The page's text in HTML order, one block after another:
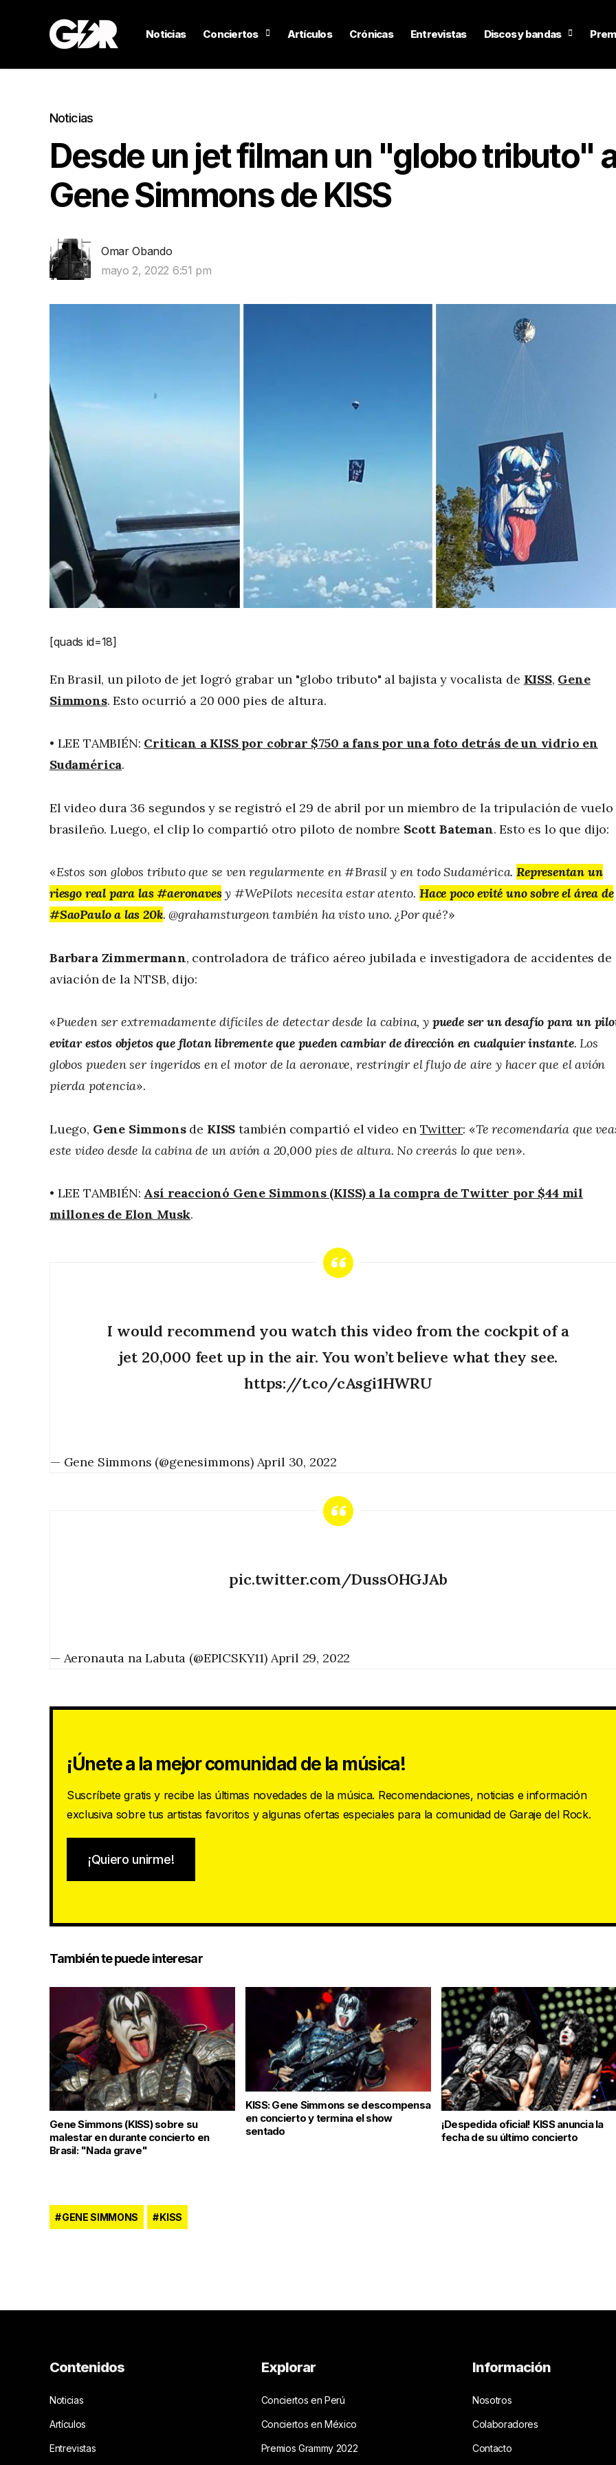
Noticias Conciertos Artículos Crónicas Entrevistas Discos y bandas
Noticias
Desde un jet filman un "globo tributo"
Gene Simmons de KISS
Omar Obando
mayo 2, 2022 6:51 pm
[quads id=18]
En Brasil, un piloto de jet logró grabar un "globo tributo" al bajista y vocalista de KISS, Gene
Simmons. Esto ocurrió a 20 000 pies de altura.
• LEE TAMBIÉN: Critican a KISS por cobrar $750 a fans por una foto detrás de un vidrio en
Sudamérica.
El video dura 36 segundos y se registró el 29 de abril por un miembro de la tripulación de vuelo
brasileño. Luego, el clip lo compartió otro piloto de nombre Scott Bateman. Esto es lo que dijo:
«Estos son globos tributo que se ven regularmente en #Brasil y en todo Sudamérica.Representan un
riesgo real para las #aeronavesy #WePilots necesita estar atento. Hace poco evité uno sobre el área de
#SaoPaulo a las 20k. @grahamsturgeon también ha visto uno. ¿Por qué?»
Barbara Zimmermann, controladora de tráfico aéreo jubilada e investigadora de accidentes de
aviación de la NTSB, dijo:
«Pueden ser extremadamente difíciles de detectar desde la cabina, y puede ser un desafío para un
evitar estos objetos que flotan libremente que pueden cambiar de dirección en cualquier instante. Los
globos pueden ser ingeridos en el motor de la aeronave, restringir el flujo de aire y hacer que el avión
pierda potencia».
Luego, Gene Simmonsde KISS también compartió el video en Twitter: «Te recomendaría que
este video desde la cabina de un avión a 20,000 pies de altura. No creerás lo que ven».
• LEE TAMBIÉN: Así reaccionó Gene Simmons (KISS) a la compra de Twitter por $44 mil
millones de Elon Musk.
I would recommend you watch this video from the cockpit of a
jet 20,000 feet up in the air. You won’t believe what they see.
https://t.co/cAsgi1HWRU
— Gene Simmons (@genesimmons) April 30, 2022
pic.twitter.com/DussOHGJAb
— Aeronauta na Labuta (@EPICSKY11) April 29, 2022
¡Únete a la mejor comunidad de la música!
Suscríbete gratis y recibe las últimas novedades de la música. Recomendaciones, noticias e información
exclusiva sobre tus artistas favoritos y algunas ofertas especiales para la comunidad de Garaje del Rock.
¡Quiero unirme!
También te puede interesar
Gene Simmons (KISS) sobre su
malestar en durante concierto en
Brasil: "Nada grave"
KISS: Gene Simmons se descompensa
en concierto y termina el show
sentado
¡Despedida oficial! KISS anuncia la
fecha de su último concierto
GENE SIMMONS KISS
Contenidos
Noticias
Artículos
Entrevistas
Explorar
Conciertos en Perú
Conciertos en México
Premios Grammy 2022
Información
Nosotros
Colaboradores
Contacto